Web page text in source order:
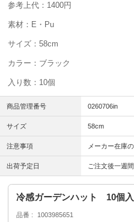
参考上代：1400円
素材：E・Pu
サイズ：58cm
カラー：ブラック
入り数：10個
商品管理番号 0260706in
サイズ 58cm
注意事項 メーカー在庫
出荷予定日 ご注文後一週
冷感ガーデンハット 10個入
品番 1003985651